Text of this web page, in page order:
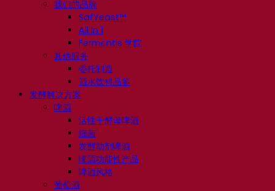
我们的品牌
SafYeast™
All In 1
Fermentis 学院
其他服务
委托制造
酒水饮料品鉴
发酵解决方案
啤酒
活性干酵母啤酒
细菌
发酵助剂啤酒
啤酒功能性产品
啤酒风格
葡萄酒